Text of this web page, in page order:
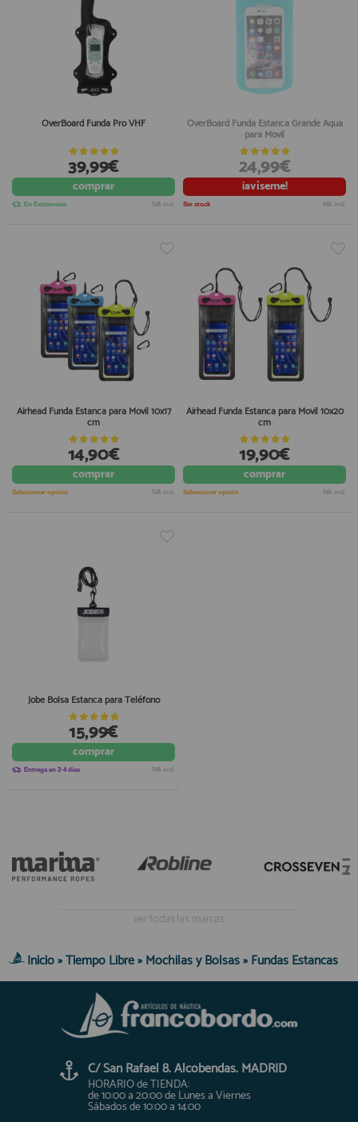
OverBoard Funda Pro VHF
39,99€
comprar
En Existencias IVA incl.
OverBoard Funda Estanca Grande Aqua
para Movil
24,99€
¡avíseme!
Sin stock IVA incl.
Airhead Funda Estanca para Movil 10x17
cm
14,90€
comprar
Seleccionar opción IVA incl.
Airhead Funda Estanca para Movil 10x20
cm
19,90€
comprar
Seleccionar opción IVA incl.
Jobe Bolsa Estanca para Teléfono
15,99€
comprar
Entrega en 2-4 días IVA incl.
ver todas las marcas
Inicio»Tiempo Libre»Mochilas y Bolsas»Fundas Estancas
C/ San Rafael 8. Alcobendas. MADRID
HORARIO de TIENDA:
de 10:00 a 20:00 de Lunes a Viernes
Sábados de 10:00 a 14:00